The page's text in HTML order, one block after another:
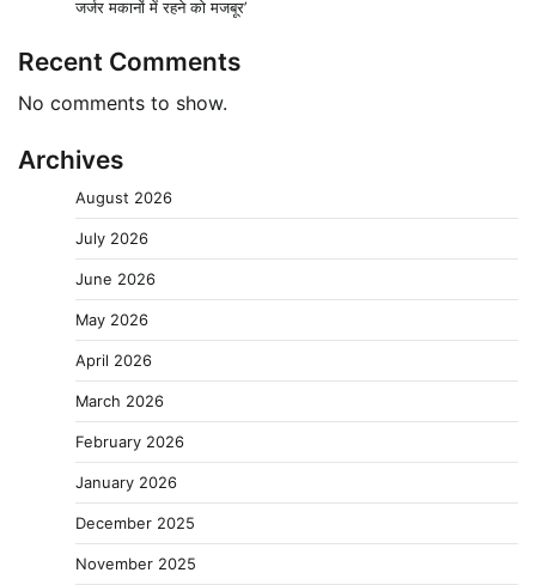
जर्जर मकानों में रहने को मजबूर’
Recent Comments
No comments to show.
Archives
August 2026
July 2026
June 2026
May 2026
April 2026
March 2026
February 2026
January 2026
December 2025
November 2025